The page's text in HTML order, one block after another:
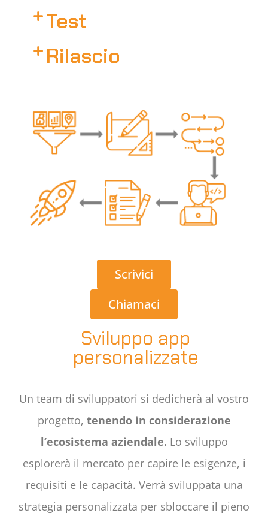
Test
Rilascio
Scrivici
Chiamaci
Sviluppo app
personalizzate
Un team di sviluppatori si dedicherà al vostro
progetto, tenendo in considerazione
l’ecosistema aziendale. Lo sviluppo
esplorerà il mercato per capire le esigenze, i
requisiti e le capacità. Verrà sviluppata una
strategia personalizzata per sbloccare il pieno